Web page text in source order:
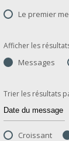
Le premier
Afficher les
Messages
Trier les résultats
Croissant